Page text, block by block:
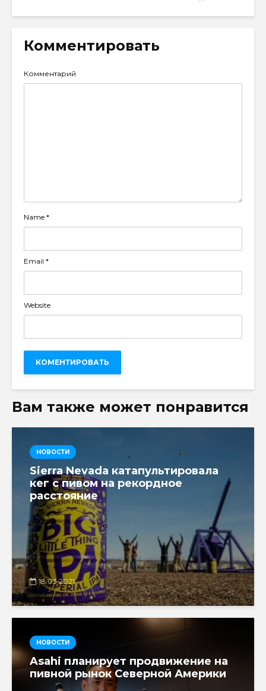
Комментировать
Комментарий
Name *
Email *
Website
Вам также может понравится
НОВОСТИ
Sierra Nevada катапультировала
кег с пивом на рекордное
расстояние
18.03.2021
НОВОСТИ
Asahi планирует продвижение на
пивной рынок Северной Америки